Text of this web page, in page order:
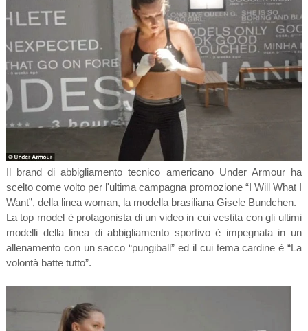
Il brand di abbigliamento tecnico americano Under Armour ha
scelto come volto per l'ultima campagna promozione “I Will What I
Want”, della linea woman, la modella brasiliana Gisele Bundchen.
La top model è protagonista di un video in cui vestita con gli ultimi
modelli della linea di abbigliamento sportivo è impegnata in un
allenamento con un sacco “pungiball” ed il cui tema cardine è “La
volontà batte tutto”.